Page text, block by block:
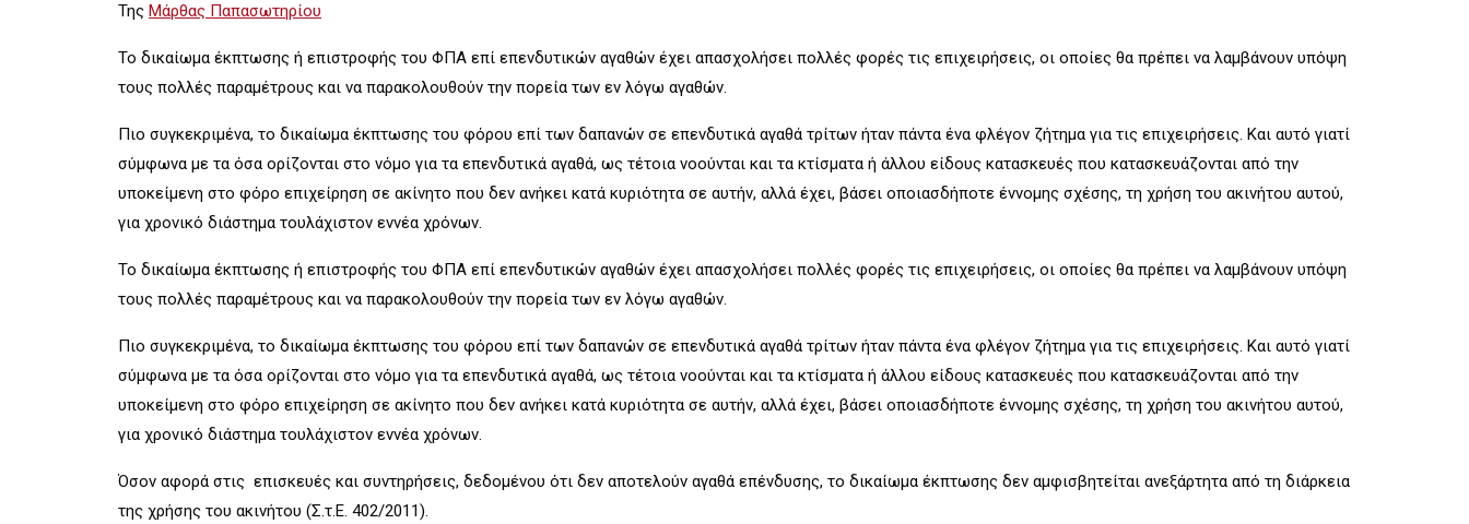
Της Μάρθας Παπασωτηρίου
Το δικαίωμα έκπτωσης ή επιστροφής του ΦΠΑ επί επενδυτικών αγαθών έχει απασχολήσει πολλές φορές τις επιχειρήσεις, οι οποίες θα πρέπει να λαμβάνουν υπόψη
τους πολλές παραμέτρους και να παρακολουθούν την πορεία των εν λόγω αγαθών.
Πιο συγκεκριμένα, το δικαίωμα έκπτωσης του φόρου επί των δαπανών σε επενδυτικά αγαθά τρίτων ήταν πάντα ένα φλέγον ζήτημα για τις επιχειρήσεις. Και αυτό γιατί
σύμφωνα με τα όσα ορίζονται στο νόμο για τα επενδυτικά αγαθά, ως τέτοια νοούνται και τα κτίσματα ή άλλου είδους κατασκευές που κατασκευάζονται από την
υποκείμενη στο φόρο επιχείρηση σε ακίνητο που δεν ανήκει κατά κυριότητα σε αυτήν, αλλά έχει, βάσει οποιασδήποτε έννομης σχέσης, τη χρήση του ακινήτου αυτού,
για χρονικό διάστημα τουλάχιστον εννέα χρόνων.
Το δικαίωμα έκπτωσης ή επιστροφής του ΦΠΑ επί επενδυτικών αγαθών έχει απασχολήσει πολλές φορές τις επιχειρήσεις, οι οποίες θα πρέπει να λαμβάνουν υπόψη
τους πολλές παραμέτρους και να παρακολουθούν την πορεία των εν λόγω αγαθών.
Πιο συγκεκριμένα, το δικαίωμα έκπτωσης του φόρου επί των δαπανών σε επενδυτικά αγαθά τρίτων ήταν πάντα ένα φλέγον ζήτημα για τις επιχειρήσεις. Και αυτό γιατί
σύμφωνα με τα όσα ορίζονται στο νόμο για τα επενδυτικά αγαθά, ως τέτοια νοούνται και τα κτίσματα ή άλλου είδους κατασκευές που κατασκευάζονται από την
υποκείμενη στο φόρο επιχείρηση σε ακίνητο που δεν ανήκει κατά κυριότητα σε αυτήν, αλλά έχει, βάσει οποιασδήποτε έννομης σχέσης, τη χρήση του ακινήτου αυτού,
για χρονικό διάστημα τουλάχιστον εννέα χρόνων.
Όσον αφορά στις επισκευές και συντηρήσεις, δεδομένου ότι δεν αποτελούν αγαθά επένδυσης, το δικαίωμα έκπτωσης δεν αμφισβητείται ανεξάρτητα από τη διάρκεια
της χρήσης του ακινήτου (Σ.τ.Ε. 402/2011).